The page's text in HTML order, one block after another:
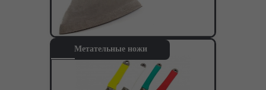
Ножи кованые из стали Х12МФ
Метательные ножи